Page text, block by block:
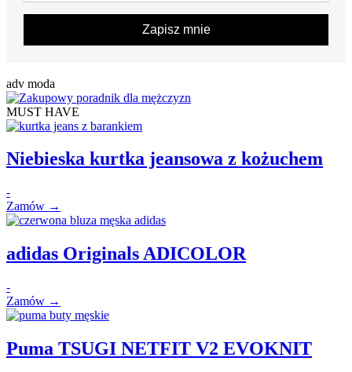
Zapisz mnie
adv moda
MUST HAVE
Niebieska kurtka jeansowa z kożuchem
-
Zamów →
adidas Originals ADICOLOR
-
Zamów →
Puma TSUGI NETFIT V2 EVOKNIT